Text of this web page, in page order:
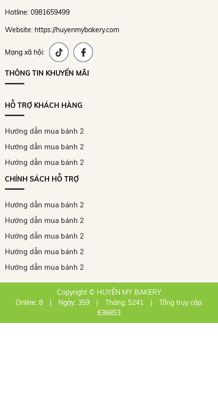
Hotline: 0981659499
Website: https://huyenmybakery.com
Mạng xã hội:
THÔNG TIN KHUYẾN MÃI
HỖ TRỢ KHÁCH HÀNG
Hướng dẫn mua bánh 2
Hướng dẫn mua bánh 2
Hướng dẫn mua bánh 2
CHÍNH SÁCH HỖ TRỢ
Hướng dẫn mua bánh 2
Hướng dẫn mua bánh 2
Hướng dẫn mua bánh 2
Hướng dẫn mua bánh 2
Hướng dẫn mua bánh 2
Copyright © HUYỀN MY BAKERY
Online: 8
| Ngày: 359 | Tháng: 5241 |
Tổng truy cập:
636853